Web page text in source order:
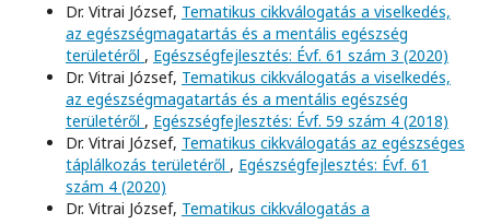
Dr. Vitrai József, Tematikus cikkválogatás a viselkedés,
az egészségmagatartás és a mentális egészség
területéről , Egészségfejlesztés: Évf. 61 szám 3 (2020)
Dr. Vitrai József, Tematikus cikkválogatás a viselkedés,
az egészségmagatartás és a mentális egészség
területéről , Egészségfejlesztés: Évf. 59 szám 4 (2018)
Dr. Vitrai József, Tematikus cikkválogatás az egészséges
táplálkozás területéről , Egészségfejlesztés: Évf. 61
szám 4 (2020)
Dr. Vitrai József, Tematikus cikkválogatás a